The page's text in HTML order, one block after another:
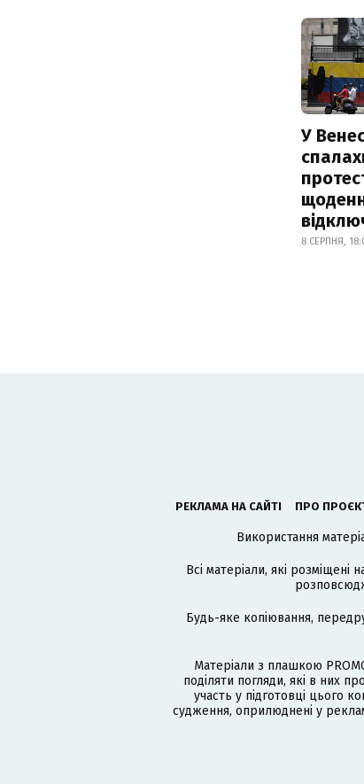
У
8 СЕРПНЯ,
РЕКЛАМА НА САЙТІ ПРО
Використання
Всі матеріали, які розміщені
Будь-яке копіювання,
Матеріали з плашкою
поділяти погляди, які в них
участь у підготовці цього
судження, оприлюднені у